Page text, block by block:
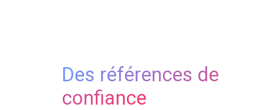
Des références de
confiance